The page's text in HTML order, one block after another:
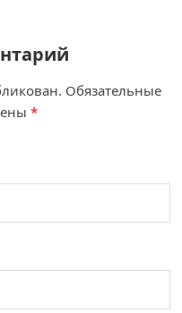
Обязательные
*